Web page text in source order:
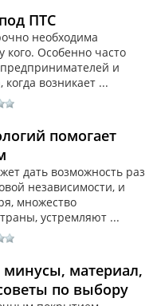
ПТС
необходима
кого. Особенно часто
предпринимателей и
возникает ...
помогает
дать возможность раз
независимости, и
множество
устремляют ...
материал,
по выбору